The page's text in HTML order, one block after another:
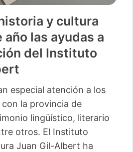
y cultura
las ayudas a
del Instituto
especial atención a los
la provincia de
lingüístico, literario
otros. El Instituto
Juan Gil-Albert ha